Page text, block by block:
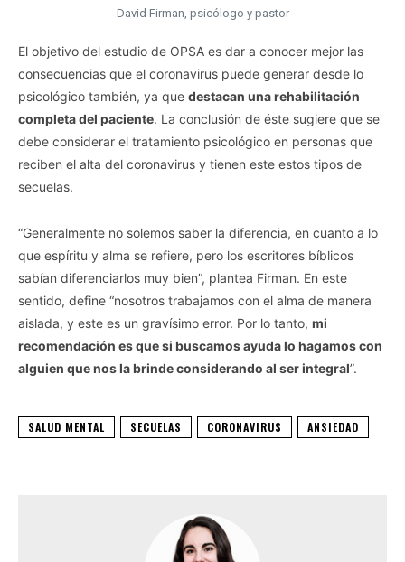
David Firman, psicólogo y pastor
El objetivo del estudio de OPSA es dar a conocer mejor las
consecuencias que el coronavirus puede generar desde lo
psicológico también, ya que destacan una rehabilitación
completa del paciente. La conclusión de éste sugiere que se
debe considerar el tratamiento psicológico en personas que
reciben el alta del coronavirus y tienen este estos tipos de
secuelas.
“Generalmente no solemos saber la diferencia, en cuanto a lo
que espíritu y alma se refiere, pero los escritores bíblicos
sabían diferenciarlos muy bien”, plantea Firman. En este
sentido, define “nosotros trabajamos con el alma de manera
aislada, y este es un gravísimo error. Por lo tanto, mi
recomendación es que si buscamos ayuda lo hagamos con
alguien que nos la brinde considerando al ser integral”.
SALUD MENTAL SECUELAS CORONAVIRUS ANSIEDAD